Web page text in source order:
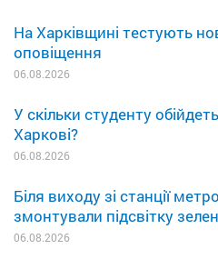
На Харківщині тестують
оповіщення
06.08.2026
У скільки студенту
Харкові?
06.08.2026
Біля виходу зі станції
змонтували підсвітку
06.08.2026